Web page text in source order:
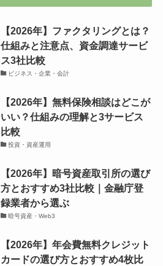
【2026年】ファクタリングとは？
仕組みと注意点、資金調達サービ
ス3社比較
ビジネス・企業・会計
【2026年】無料保険相談はどこが
いい？仕組みの理解と3サービス
比較
投資・資産運用
【2026年】暗号資産取引所の選び
方とおすすめ3社比較｜金融庁登
録業者から選ぶ
暗号資産・Web3
【2026年】年会費無料クレジット
カードの選び方とおすすめ4枚比